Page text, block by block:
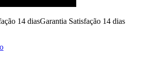
Garantia Satisfação 14 dias